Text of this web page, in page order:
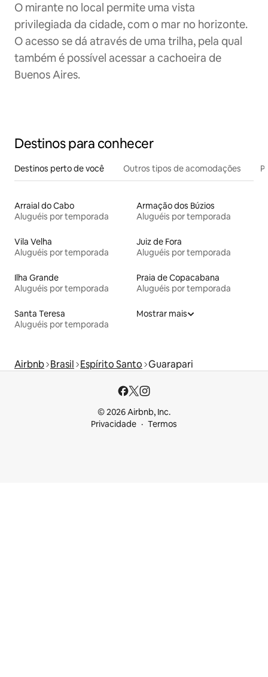
O mirante no local permite uma vista
privilegiada da cidade, com o mar no horizonte.
O acesso se dá através de uma trilha, pela qual
também é possível acessar a cachoeira de
Buenos Aires.
Destinos para conhecer
Destinos perto de você Outros tipos de acomodações
Arraial do Cabo
Aluguéis por temporada
Armação dos Búzios
Aluguéis por temporada
Vila Velha
Aluguéis por temporada
Juiz de Fora
Aluguéis por temporada
Ilha Grande
Aluguéis por temporada
Praia de Copacabana
Aluguéis por temporada
Santa Teresa
Aluguéis por temporada
Mostrar mais
Airbnb Brasil Espírito Santo Guarapari
© 2026 Airbnb, Inc.
Privacidade
Termos